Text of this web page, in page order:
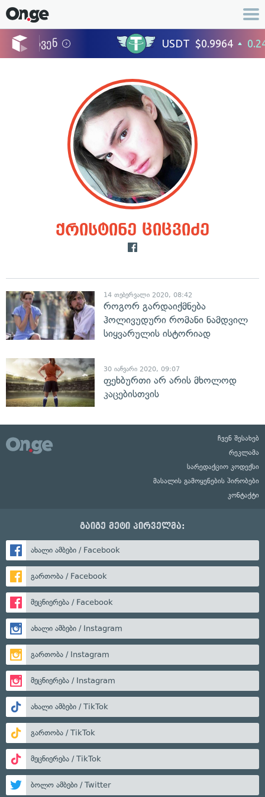
ქრისტინე ციცვიძე
14 თებერვალი 2020, 08:42
როგორ გარდაიქმნება
ჰოლივუდური რომანი ნამდვილ
სიყვარულის ისტორიად
30 იანვარი 2020, 09:07
ფეხბურთი არ არის მხოლოდ
კაცებისთვის
ჩვენ შესახებ
რეკლამა
სარედაქციო კოდექსი
მასალის გამოყენების პირობები
კონტაქტი
გაიგე მეტი პირველმა:
ახალი ამბები / Facebook
გართობა / Facebook
მეცნიერება / Facebook
ახალი ამბები / Instagram
გართობა / Instagram
მეცნიერება / Instagram
ახალი ამბები / TikTok
გართობა / TikTok
მეცნიერება / TikTok
ბოლო ამბები / Twitter